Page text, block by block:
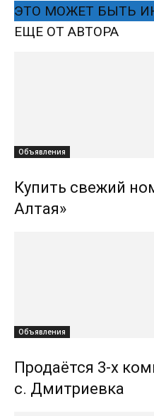
ЭТО МОЖЕТ БЫТЬ
ЕЩЕ ОТ АВТОРА
Объявления
Купить свежий
Алтая»
Объявления
Продаётся 3-х
с. Дмитриевка